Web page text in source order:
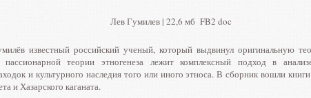
Лев Гумилев | 22,6 мб FB2 doc
известный российский ученый, который выдвинул оригинальную
теории этногенеза лежит комплексный подход в
и культурного наследия того или иного этноса. В сборник вошли
и Хазарского каганата.